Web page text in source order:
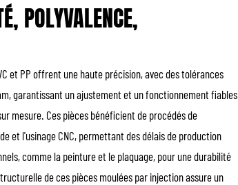
POLYVALENCE,
et PP offrent une haute précision, avec des tolérances
garantissant un ajustement et un fonctionnement fiables
mesure. Ces pièces bénéficient de procédés de
et l'usinage CNC, permettant des délais de production
comme la peinture et le plaquage, pour une durabilité
de ces pièces moulées par injection assure un